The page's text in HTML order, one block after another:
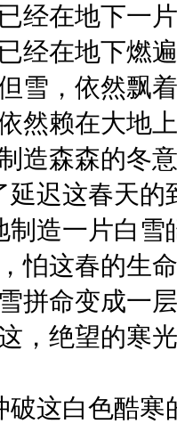
经在地下一
经在地下燃
雪，依然飘着
然赖在大地上
造森森的冬意
延迟这春天的
制造一片白雪
怕这春的生
拼命变成一
，绝望的寒
破这白色酷寒